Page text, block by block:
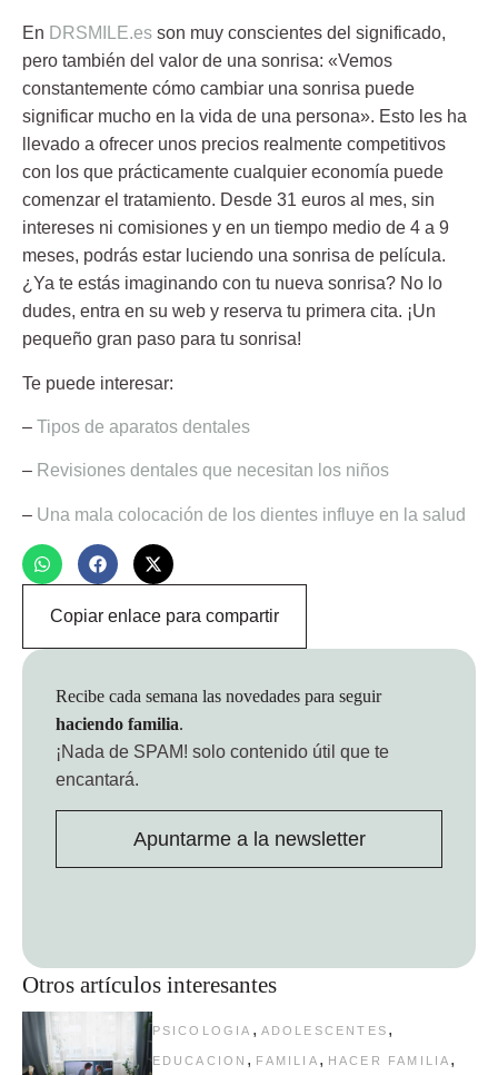
En DRSMILE.es son muy conscientes del significado,
pero también del valor de una sonrisa: «Vemos
constantemente cómo cambiar una sonrisa puede
significar mucho en la vida de una persona». Esto les ha
llevado a ofrecer unos precios realmente competitivos
con los que prácticamente cualquier economía puede
comenzar el tratamiento. Desde 31 euros al mes, sin
intereses ni comisiones y en un tiempo medio de 4 a 9
meses, podrás estar luciendo una sonrisa de película.
¿Ya te estás imaginando con tu nueva sonrisa? No lo
dudes, entra en su web y reserva tu primera cita. ¡Un
pequeño gran paso para tu sonrisa!
Te puede interesar:
– Tipos de aparatos dentales
– Revisiones dentales que necesitan los niños
– Una mala colocación de los dientes influye en la salud
Copiar enlace para compartir
Otros artículos interesantes
PSICOLOGIA , ADOLESCENTES ,
EDUCACION , FAMILIA , HACER FAMILIA ,
Recibe cada semana las novedades para seguir
haciendo familia.
¡Nada de SPAM! solo contenido útil que te
encantará.
Apuntarme a la newsletter